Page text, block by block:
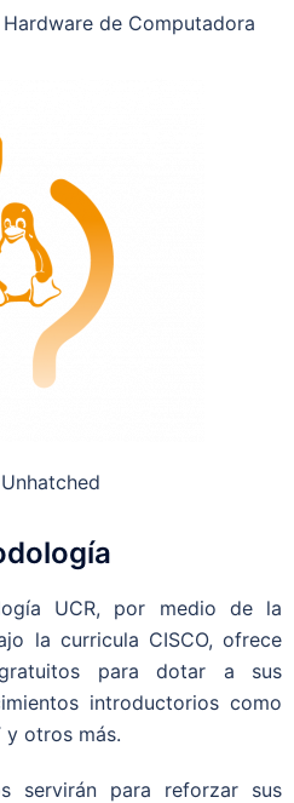
de Computadora
UCR, por medio de la
la curricula CISCO, ofrece
para dotar a sus
introductorios como
y otros más.
servirán para reforzar sus